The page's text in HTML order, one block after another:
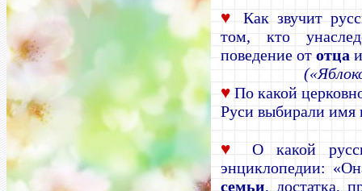
♥
Как звучит
том, кто
поведение ототца
♥ По какой
Руси выбирали имя
♥
О какой
энциклопедии:
семьи, достатка,